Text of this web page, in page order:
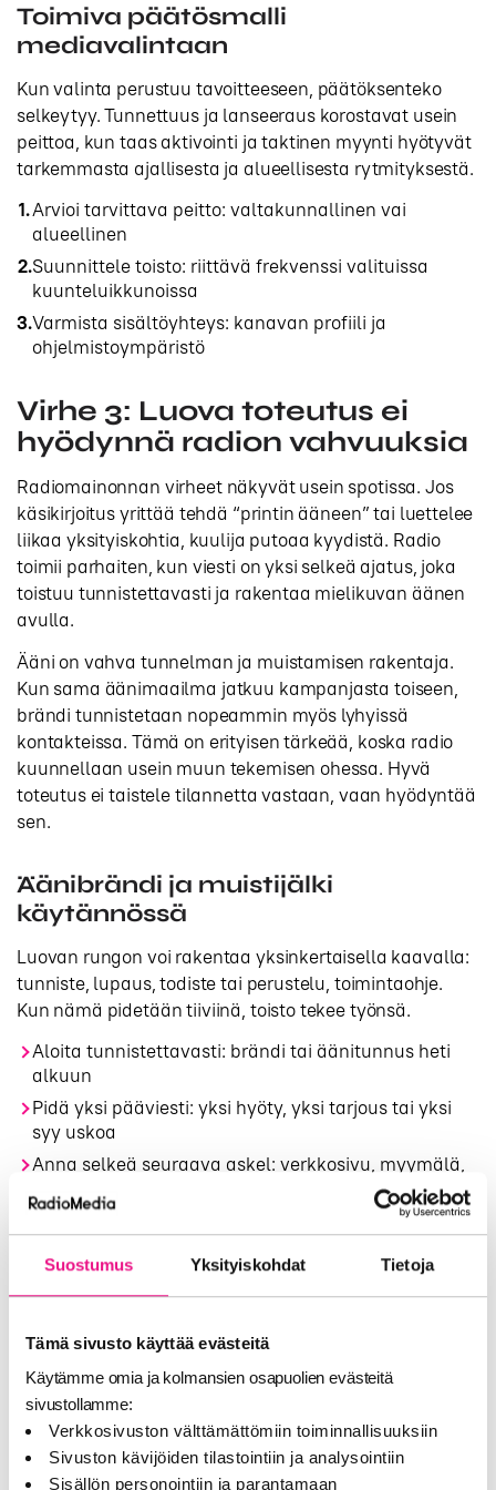
Suostumus Yksityiskohdat Tietoja
Tämä sivusto käyttää evästeitä
Käytämme omia ja kolmansien osapuolien evästeitä
sivustollamme:
Verkkosivuston välttämättömiin toiminnallisuuksiin
Sivuston kävijöiden tilastointiin ja analysointiin
Sisällön personointiin ja parantamaan
Toimiva päätösmalli
mediavalintaan
Kun valinta perustuu tavoitteeseen, päätöksenteko
selkeytyy. Tunnettuus ja lanseeraus korostavat usein
peittoa, kun taas aktivointi ja taktinen myynti hyötyvät
tarkemmasta ajallisesta ja alueellisesta rytmityksestä.
Arvioi tarvittava peitto: valtakunnallinen vai
alueellinen
Suunnittele toisto: riittävä frekvenssi valituissa
kuunteluikkunoissa
Varmista sisältöyhteys: kanavan profiili ja
ohjelmistoympäristö
Virhe 3: Luova toteutus ei
hyödynnä radion vahvuuksia
Radiomainonnan virheet näkyvät usein spotissa. Jos
käsikirjoitus yrittää tehdä “printin ääneen” tai luettelee
liikaa yksityiskohtia, kuulija putoaa kyydistä. Radio
toimii parhaiten, kun viesti on yksi selkeä ajatus, joka
toistuu tunnistettavasti ja rakentaa mielikuvan äänen
avulla.
Ääni on vahva tunnelman ja muistamisen rakentaja.
Kun sama äänimaailma jatkuu kampanjasta toiseen,
brändi tunnistetaan nopeammin myös lyhyissä
kontakteissa. Tämä on erityisen tärkeää, koska radio
kuunnellaan usein muun tekemisen ohessa. Hyvä
toteutus ei taistele tilannetta vastaan, vaan hyödyntää
sen.
Äänibrändi ja muistijälki
käytännössä
Luovan rungon voi rakentaa yksinkertaisella kaavalla:
tunniste, lupaus, todiste tai perustelu, toimintaohje.
Kun nämä pidetään tiiviinä, toisto tekee työnsä.
Aloita tunnistettavasti: brändi tai äänitunnus heti
alkuun
Pidä yksi pääviesti: yksi hyöty, yksi tarjous tai yksi
syy uskoa
Anna selkeä seuraava askel: verkkosivu, myymälä,
Virhe 4: Kampanja ajoitetaan
ilman oppimissilmukkaa
oppimisen mukaan. Radiomainonta toimii toiston
kautta, mutta tehokkuus paranee, kun kampanjaa
seurataan ja säädetään. Ilman oppimissilmukkaa
sama virhe toistuu: spotti pyörii, mutta viesti ei
terävöidy eikä ajoitus parane.